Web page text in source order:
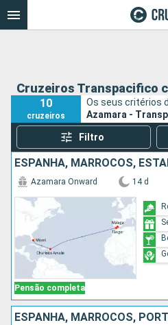
Cruzeiros Transpacifico
10
cruzeiros
Os seus critérios
Azamara -
Filtro
Pensão completa
Azamara Onward 14 d